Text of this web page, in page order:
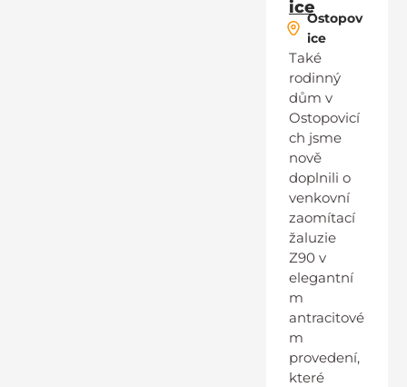
ice
Ostopov
ice
Také
rodinný
dům v
Ostopovicí
ch jsme
nově
doplnili o
venkovní
zaomítací
žaluzie
Z90 v
elegantní
m
antracitové
m
provedení,
které